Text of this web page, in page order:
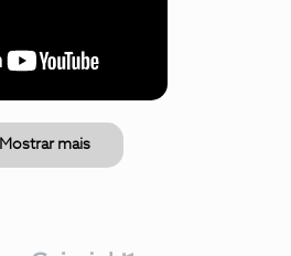
Mostrar mais